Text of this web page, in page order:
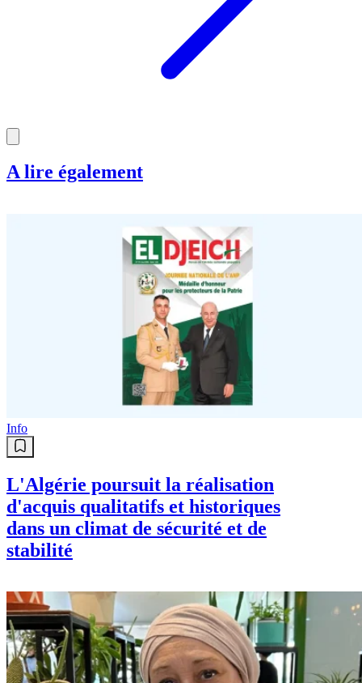
A lire également
Info
L'Algérie poursuit la réalisation
d'acquis qualitatifs et historiques
dans un climat de sécurité et de
stabilité